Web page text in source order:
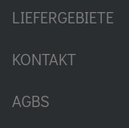
LIEFERGEBIETE
KONTAKT
AGBS